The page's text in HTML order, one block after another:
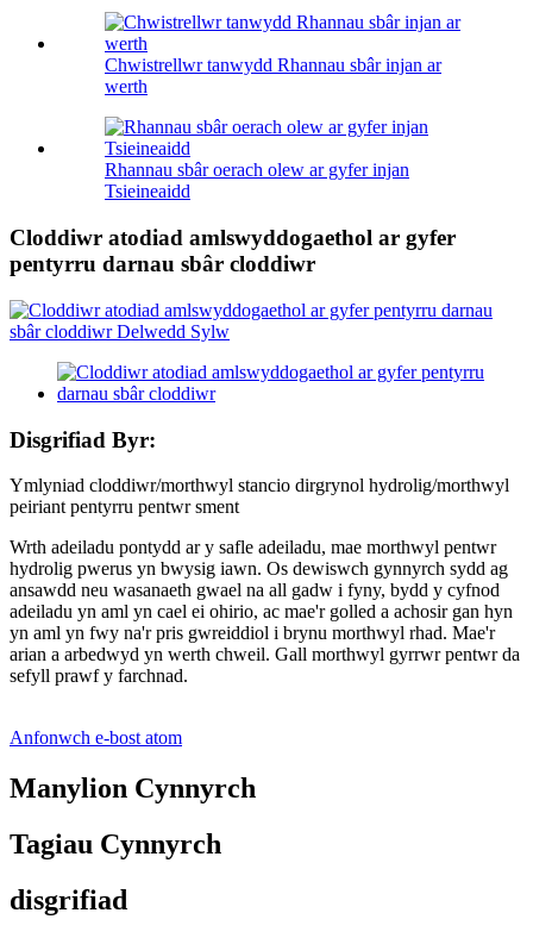
Chwistrellwr tanwydd Rhannau sbâr injan ar
werth
Rhannau sbâr oerach olew ar gyfer injan
Tsieineaidd
Cloddiwr atodiad amlswyddogaethol ar gyfer
pentyrru darnau sbâr cloddiwr
Disgrifiad Byr:
Ymlyniad cloddiwr/morthwyl stancio dirgrynol hydrolig/morthwyl
peiriant pentyrru pentwr sment
Wrth adeiladu pontydd ar y safle adeiladu, mae morthwyl pentwr
hydrolig pwerus yn bwysig iawn. Os dewiswch gynnyrch sydd ag
ansawdd neu wasanaeth gwael na all gadw i fyny, bydd y cyfnod
adeiladu yn aml yn cael ei ohirio, ac mae'r golled a achosir gan hyn
yn aml yn fwy na'r pris gwreiddiol i brynu morthwyl rhad. Mae'r
arian a arbedwyd yn werth chweil. Gall morthwyl gyrrwr pentwr da
sefyll prawf y farchnad.
Anfonwch e-bost atom
Manylion Cynnyrch
Tagiau Cynnyrch
disgrifiad